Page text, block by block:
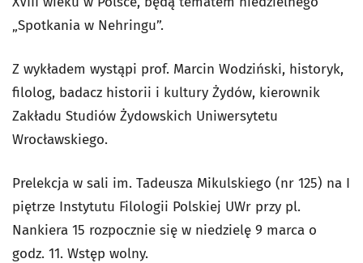
„Spotkania w Nehringu”.
Z wykładem wystąpi prof. Marcin Wodziński, historyk,
filolog, badacz historii i kultury Żydów, kierownik
Zakładu Studiów Żydowskich Uniwersytetu
Wrocławskiego.
Prelekcja w sali im. Tadeusza Mikulskiego (nr 125) na I
piętrze Instytutu Filologii Polskiej UWr przy pl.
Nankiera 15 rozpocznie się w niedzielę 9 marca o
godz. 11. Wstęp wolny.